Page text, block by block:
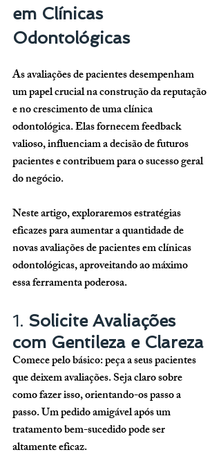
em Clínicas
Odontológicas
As avaliações de pacientes desempenham
um papel crucial na construção da reputação
e no crescimento de uma clínica
odontológica. Elas fornecem feedback
valioso, influenciam a decisão de futuros
pacientes e contribuem para o sucesso geral
do negócio.
Neste artigo, exploraremos estratégias
eficazes para aumentar a quantidade de
novas avaliações de pacientes em clínicas
odontológicas, aproveitando ao máximo
essa ferramenta poderosa.
1. Solicite Avaliações
com Gentileza e Clareza
Comece pelo básico: peça a seus pacientes
que deixem avaliações. Seja claro sobre
como fazer isso, orientando-os passo a
passo. Um pedido amigável após um
tratamento bem-sucedido pode ser
altamente eficaz.